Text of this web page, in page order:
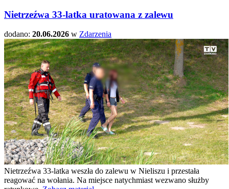
Nietrzeźwa 33-latka uratowana z zalewu
dodano: 20.06.2026 w Zdarzenia
Nietrzeźwa 33-latka weszła do zalewu w Nieliszu i przestała
reagować na wołania. Na miejsce natychmiast wezwano służby